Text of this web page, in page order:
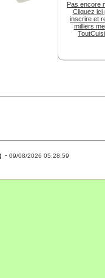
Pas encore
Cliquez ici
inscrire et
milliers
- 09/08/2026 05:28:59